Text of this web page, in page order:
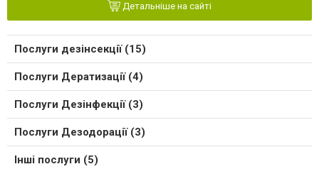
Детальніше на сайті
Послуги дезінсекції (15)
Послуги Дератизації (4)
Послуги Дезінфекції (3)
Послуги Дезодорації (3)
Інші послуги (5)